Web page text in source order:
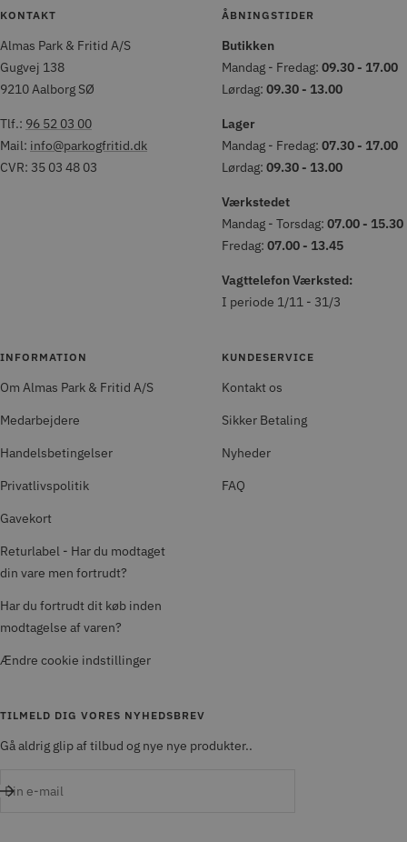
KONTAKT
Almas Park & Fritid A/S
Gugvej 138
9210 Aalborg SØ
Tlf.: 96 52 03 00
Mail: info@parkogfritid.dk
CVR: 35 03 48 03
ÅBNINGSTIDER
Butikken
Mandag - Fredag: 09.30 - 17.00
Lørdag: 09.30 - 13.00
Lager
Mandag - Fredag: 07.30 - 17.00
Lørdag: 09.30 - 13.00
Værkstedet
Mandag - Torsdag: 07.00 - 15.30
Fredag: 07.00 - 13.45
Vagttelefon Værksted:
I periode 1/11 - 31/3
INFORMATION
Om Almas Park & Fritid A/S
Medarbejdere
Handelsbetingelser
Privatlivspolitik
Gavekort
Returlabel - Har du modtaget
din vare men fortrudt?
Har du fortrudt dit køb inden
modtagelse af varen?
Ændre cookie indstillinger
KUNDESERVICE
Kontakt os
Sikker Betaling
Nyheder
FAQ
TILMELD DIG VORES NYHEDSBREV
Gå aldrig glip af tilbud og nye nye produkter..
Din e-mail